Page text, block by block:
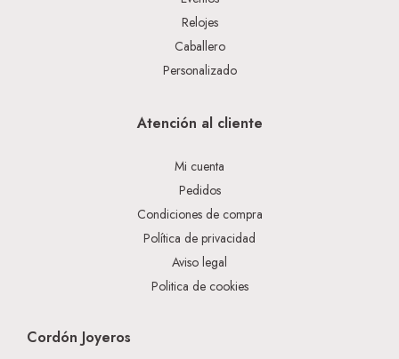
Relojes
Caballero
Personalizado
Atención al cliente
Mi cuenta
Pedidos
Condiciones de compra
Política de privacidad
Aviso legal
Politica de cookies
Cordón Joyeros